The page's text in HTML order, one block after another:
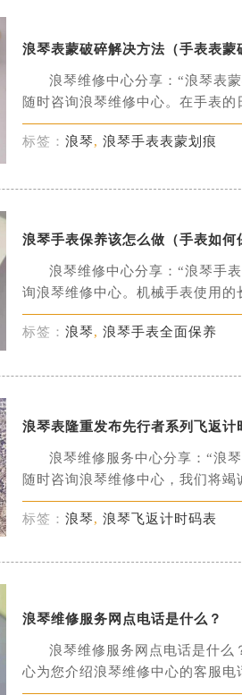
浪琴表蒙破碎解决方法（手表表蒙
浪琴维修中心分享：“浪琴表
随时咨询浪琴维修中心。在手表
标签： 浪琴, 浪琴手表表蒙划痕
浪琴手表保养该怎么做（手表如何
浪琴维修中心分享：“浪琴手
询浪琴维修中心。机械手表使用
标签： 浪琴, 浪琴手表全面保养
浪琴表隆重发布先行者系列飞返计
浪琴维修服务中心分享：“浪
随时咨询浪琴维修中心，我们将
标签： 浪琴, 浪琴飞返计时码表
浪琴维修服务网点电话是什么？
浪琴维修服务网点电话是什么
心为您介绍浪琴维修中心的客服